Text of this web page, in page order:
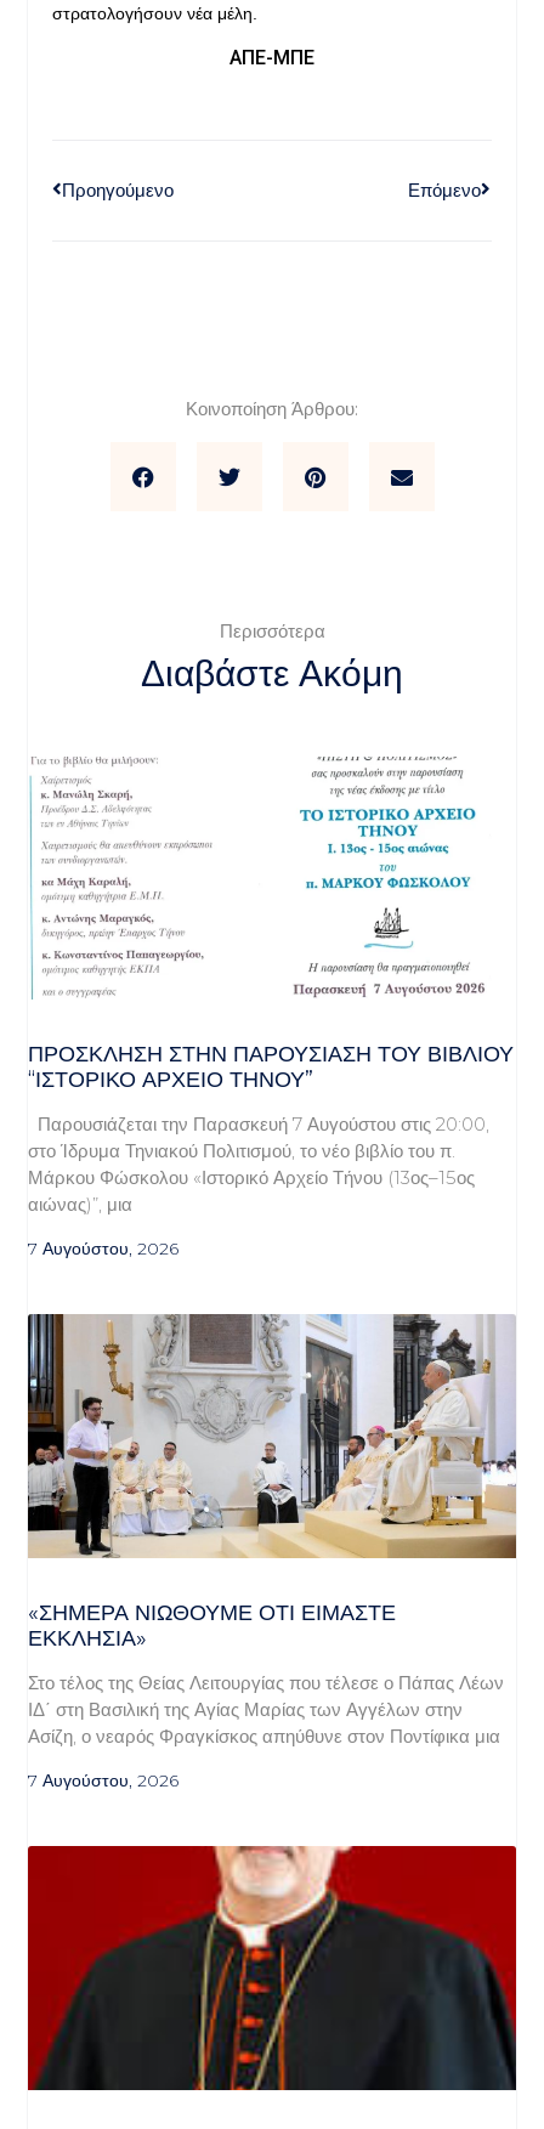
στρατολογήσουν νέα μέλη.
ΑΠΕ-ΜΠΕ
Προηγούμενο Επόμενο
Κοινοποίηση Άρθρου:
Περισσότερα
Διαβάστε Ακόμη
ΠΡΌΣΚΛΗΣΗ ΣΤΗΝ ΠΑΡΟΥΣΊΑΣΗ ΤΟΥ ΒΙΒΛΊΟΥ
“ΙΣΤΟΡΙΚΌ ΑΡΧΕΊΟ ΤΉΝΟΥ”
Παρουσιάζεται την Παρασκευή 7 Αυγούστου στις 20:00,
στο Ίδρυμα Τηνιακού Πολιτισμού, το νέο βιβλίο του π.
Μάρκου Φώσκολου «Ιστορικό Αρχείο Τήνου (13ος–15ος
αιώνας)”, μια
7 Αυγούστου, 2026
«ΣΉΜΕΡΑ ΝΙΏΘΟΥΜΕ ΌΤΙ ΕΊΜΑΣΤΕ
ΕΚΚΛΗΣΊΑ»
Στο τέλος της Θείας Λειτουργίας που τέλεσε ο Πάπας Λέων
ΙΔ΄ στη Βασιλική της Αγίας Μαρίας των Αγγέλων στην
Ασίζη, ο νεαρός Φραγκίσκος απηύθυνε στον Ποντίφικα μια
7 Αυγούστου, 2026